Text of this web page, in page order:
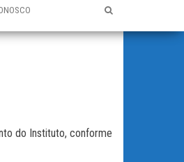
do Instituto, conforme